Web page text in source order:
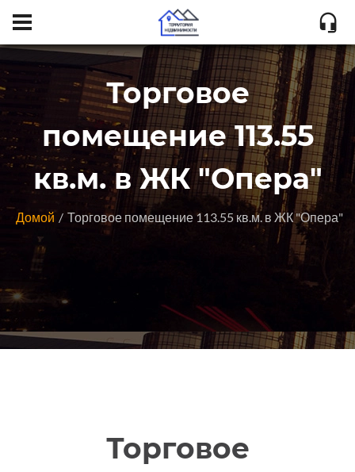
Торговое
помещение 113.55
кв.м. в ЖК "Опера"
Домой Торговое помещение 113.55 кв.м. в ЖК "Опера"
Торговое